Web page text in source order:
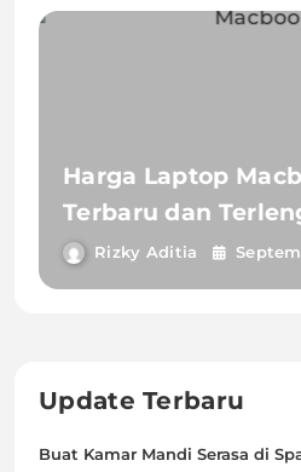
Harga Laptop
Terbaru dan
Rizky Aditia
Update Terbaru
Buat Kamar Mandi Serasa di